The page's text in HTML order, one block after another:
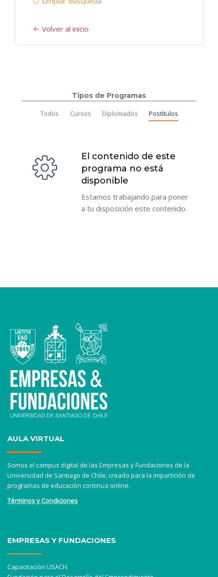
AULA VIRTUAL
Somos el campus digital de las Empresas y Fundaciones de la
Universidad de Santiago de Chile, creado para la impartición de
programas de educación continua online.
Términos y Condiciones
EMPRESAS Y FUNDACIONES
Capacitación USACH